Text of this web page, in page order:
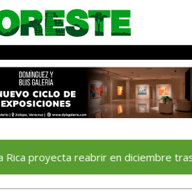
reabrir en diciembre tras avance